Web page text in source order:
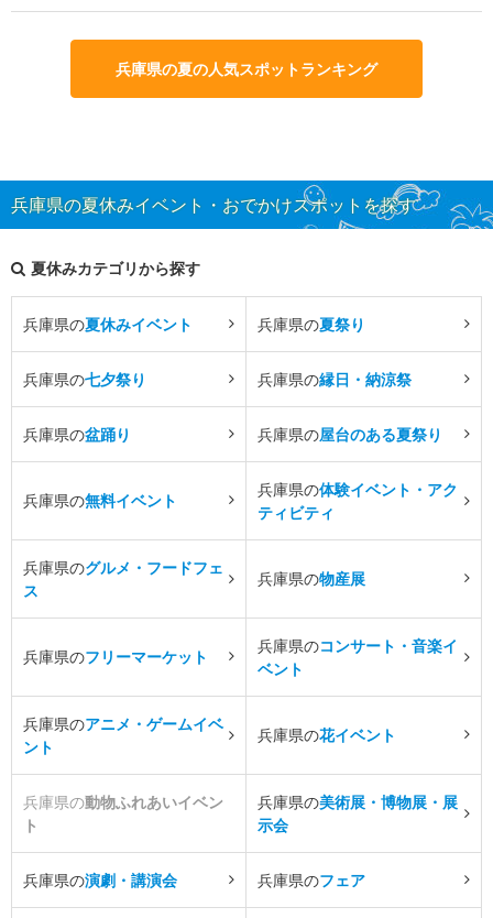
兵庫県の夏の人気スポットランキング
兵庫県の夏休みイベント・おでかけスポットを探す
夏休みカテゴリから探す
兵庫県の夏休みイベント 兵庫県の夏祭り
兵庫県の七夕祭り 兵庫県の縁日・納涼祭
兵庫県の盆踊り 兵庫県の屋台のある夏祭り
兵庫県の無料イベント
兵庫県の体験イベント・アク
ティビティ
兵庫県のグルメ・フードフェ
ス
兵庫県の物産展
兵庫県のフリーマーケット
兵庫県のコンサート・音楽イ
ベント
兵庫県のアニメ・ゲームイベ
ント
兵庫県の花イベント
兵庫県の動物ふれあいイベン
ト
兵庫県の美術展・博物展・展
示会
兵庫県の演劇・講演会 兵庫県のフェア